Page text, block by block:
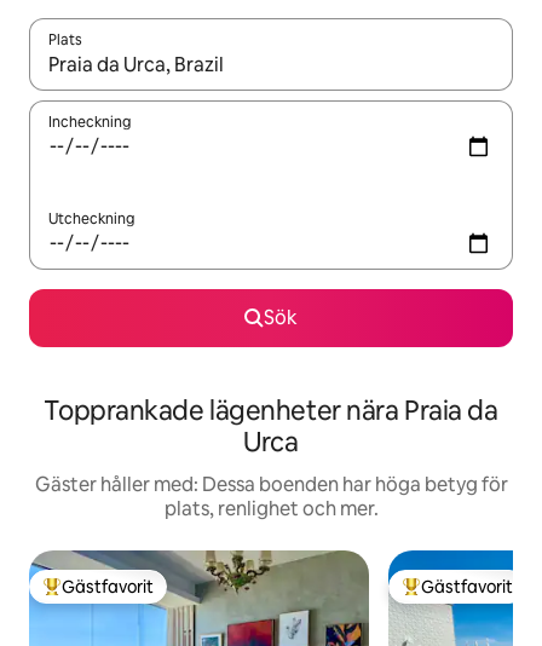
Plats
När resultaten är tillgängliga kan du navigera med upp- och
Incheckning
Utcheckning
Sök
Topprankade lägenheter nära Praia da
Urca
Gäster håller med: Dessa boenden har höga betyg för
plats, renlighet och mer.
Populär gästfavorit
Gästfavorit Populär
Gästfavorit